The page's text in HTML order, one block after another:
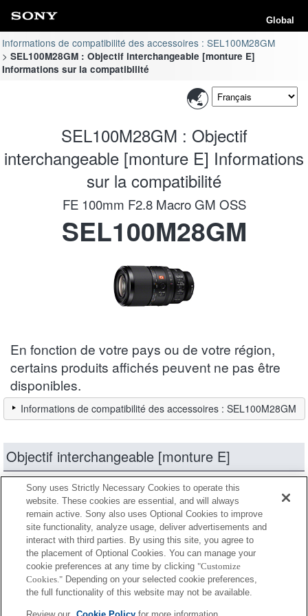
Global
Informations de compatibilité des accessoires : SEL100M28GM
SEL100M28GM : Objectif interchangeable [monture E]
Informations sur la compatibilité
SEL100M28GM : Objectif
interchangeable [monture E] Informations
sur la compatibilité
FE 100mm F2.8 Macro GM OSS
SEL100M28GM
En fonction de votre pays ou de votre région,
certains produits affichés peuvent ne pas être
disponibles.
Informations de compatibilité des accessoires : SEL100M28GM
Objectif interchangeable [monture E]
produits Réduire
Entièrement compatible
Compatible, mais avec des restrictions
SEL14TC
Sony uses Strictly Necessary Cookies to operate this
website. These cookies are essential, and will always
remain active. Sony also uses Optional Cookies to improve
site functionality, analyze usage, deliver advertisements and
interact with third parties. By using this site, you agree to
the placement of Optional Cookies. You can manage your
cookie preferences at any time by clicking "Customize
Cookies." Depending on your selected cookie preferences,
the full functionality of this website may not be available.